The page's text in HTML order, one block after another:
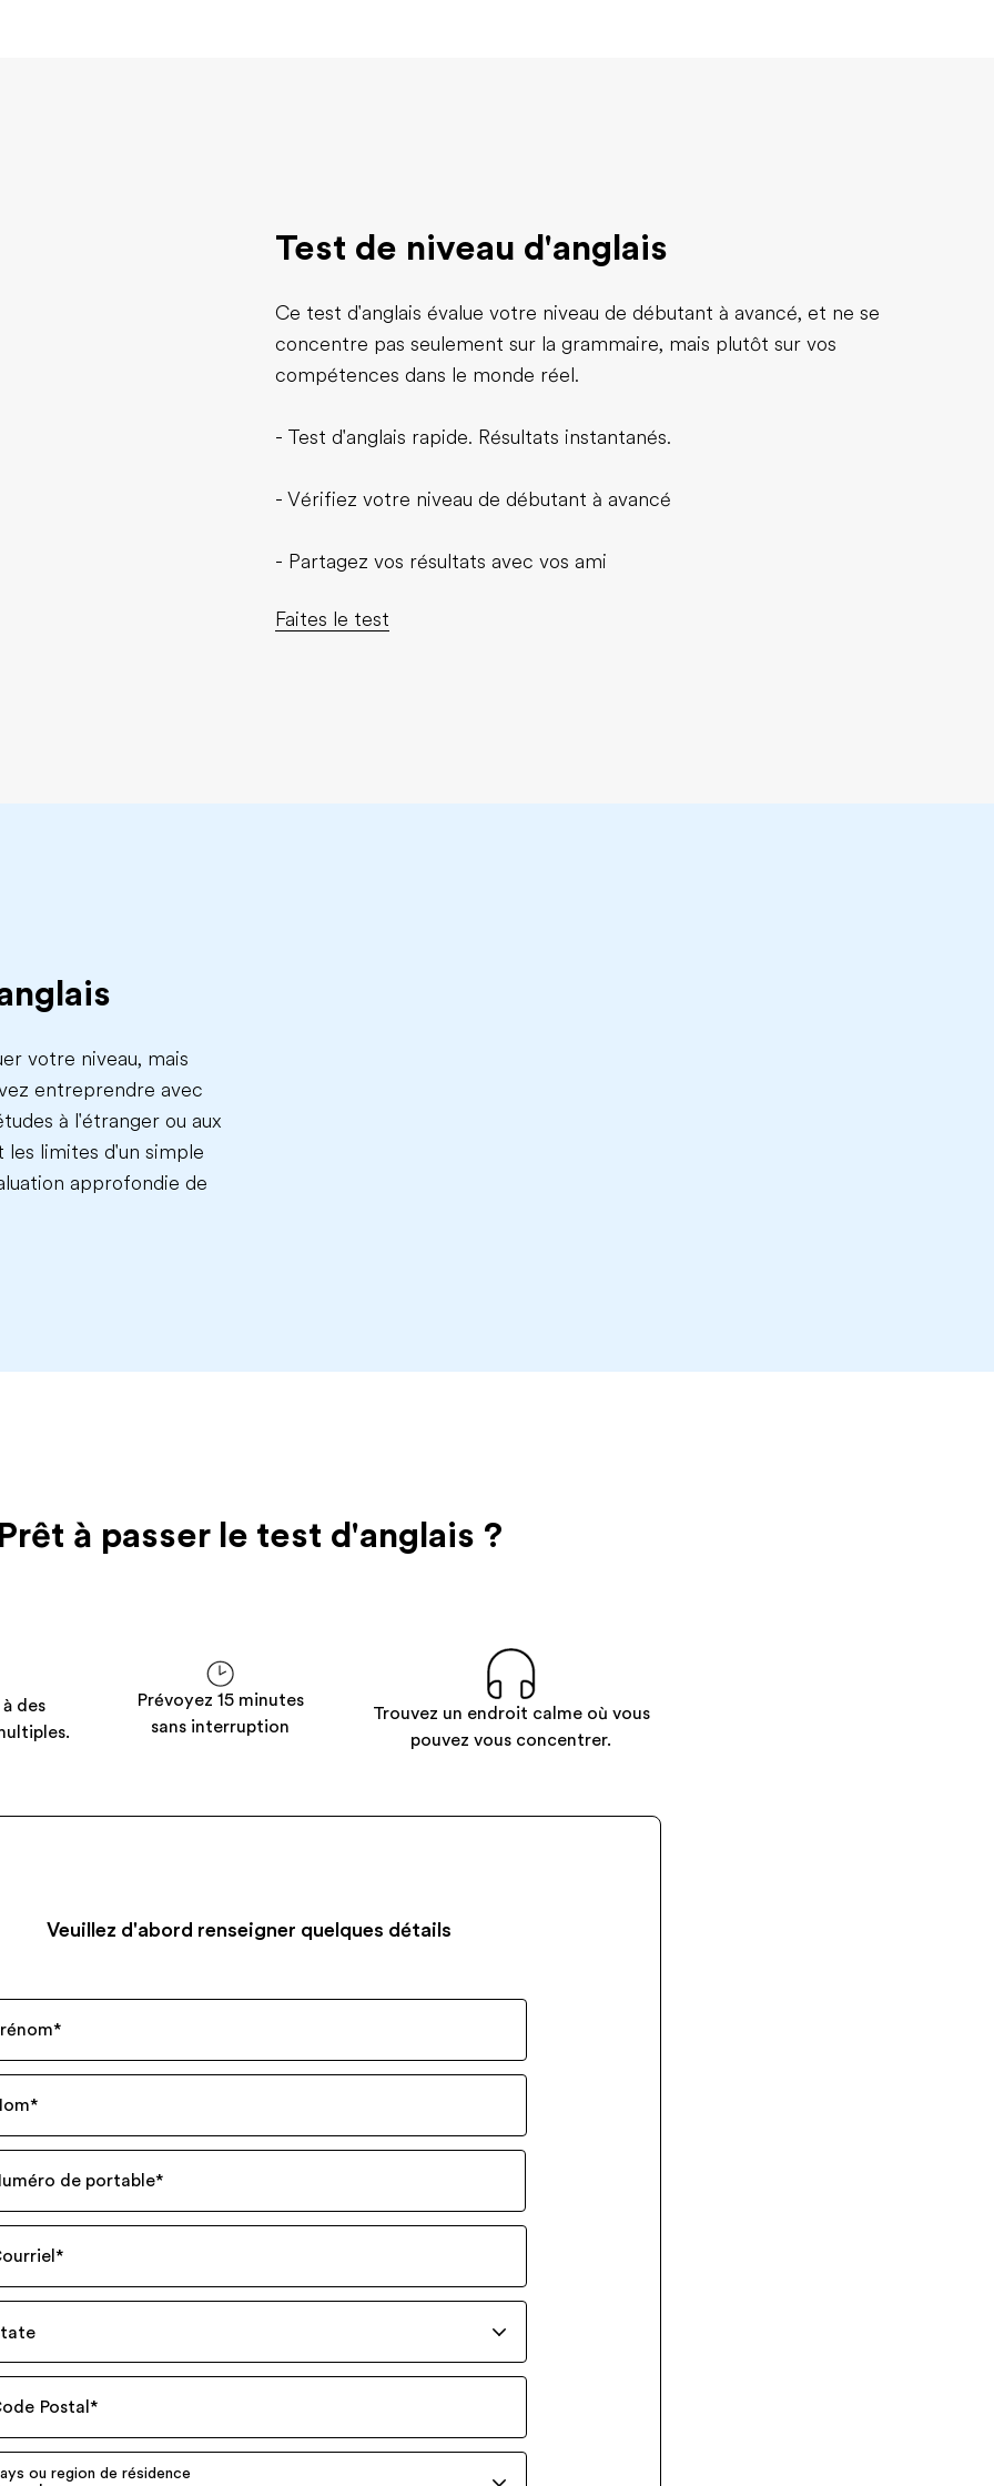
Test de niveau d'anglais
Ce test d'anglais évalue votre niveau de débutant à avancé, et ne se
concentre pas seulement sur la grammaire, mais plutôt sur vos
compétences dans le monde réel.
- Test d'anglais rapide. Résultats instantanés.
- Vérifiez votre niveau de débutant à avancé
- Partagez vos résultats avec vos ami
Faites le test
votre niveau, mais
entreprendre avec
à l'étranger ou aux
les limites d'un simple
approfondie de
Prêt à passer le test d'anglais ?
des
Prévoyez 15 minutes
sans interruption
Trouvez un endroit calme où vous
pouvez vous concentrer.
Veuillez d'abord renseigner quelques détails
*
*
de portable*
*
Postal *
ou region de résidence